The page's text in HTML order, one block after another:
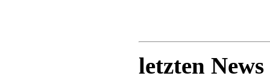
letzten News